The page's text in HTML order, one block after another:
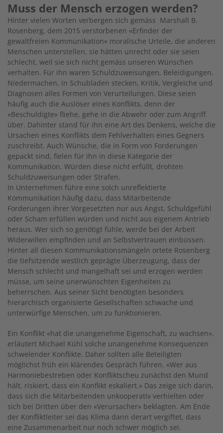
Muss der Mensch erzogen werden?
Hinter vielen Worten verbergen sich gemäss Marshall B.
Rosenberg, dem 2015 verstorbenen «Erfinder der
gewaltfreien Kommunikation» moralische Urteile, die anderen
Menschen unterstellen, sie hätten unrecht oder sie seien
schlecht, weil sie sich nicht gemäss unseren Wünschen
verhalten. Für ihn waren Schuldzuweisungen, Beleidigungen,
Niedermachen, in Schubladen stecken, Kritik, Vergleiche und
Diagnosen alles Formen von Verurteilungen. Diese seien
häufig auch die Auslöser eines Konflikts, denn der
«Beschuldigte» fliehe, gehe in die Abwehr oder zum Angriff
über. Dahinter stand für ihn eine Art des Denkens, welche die
Ursachen eines Konflikts dem Fehlverhalten eines Gegners
zuschreibt. Auch Wünsche, die in Form von Forderungen
gepackt sind, fielen für ihn in diese Kategorie der
Kommunikation. Würden diese nicht erfüllt, drohten
Schuldzuweisungen oder Strafen.
In Unternehmen führe eine solch unreflektierte
Kommunikation häufig dazu, dass Mitarbeitende
Forderungen ihrer Vorgesetzten nur aus Angst, Schuldgefühl
oder Scham erfüllen würden und nicht aus eigenem Antrieb
heraus. Wer sich so genötigt fühle, werde bei der Arbeit
Widerwillen empfinden und an Selbstvertrauen einbüssen.
Hinter all diesen Kommunikationsmängeln ortete Rosenberg
die tiefsitzende westlich geprägte Überzeugung, dass der
Mensch schlecht und mangelhaft sei und erzogen werden
müsse, um seine unerwünschten Eigenheiten zu
beherrschen. Aus seiner Sicht benötigten besonders
hierarchisch organisierte Gesellschaften schwache und
unterwürfige Menschen, um zu funktionieren.
Ein Konflikt «hat die unangenehme Eigenschaft, zu wachsen»,
erläutert Michael Kühl solche unangenehme Konsequenzen
schwelender Konflikte. Daher sollten alle Beteiligten
möglichst früh ein klärendes Gespräch führen. «Wer aus
Harmoniebestreben oder Konfliktscheu zunächst den Mund
hält, riskiert, dass ein Konflikt eskaliert.» Das zeige sich darin,
dass sich die Mitarbeitenden unkooperativ verhielten oder
sich bei Dritten über den «Verursacher» beklagten. Am Ende
der Konfliktleiter sei das Klima dann derart vergiftet, dass
eine Zusammenarbeit nur noch schwer möglich sei.